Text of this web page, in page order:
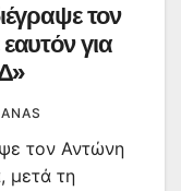
τον
για
τον Αντώνη
μετά τη